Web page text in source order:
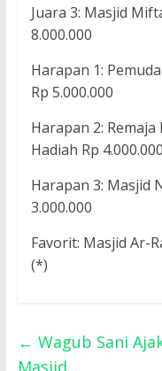
Juara 3: Masjid
8.000.000
Harapan 1:
Rp 5.000.000
Harapan 2:
Hadiah Rp 4.000.000
Harapan 3: Masjid
3.000.000
Favorit: Masjid Ar-
(*)
← Wagub Sani